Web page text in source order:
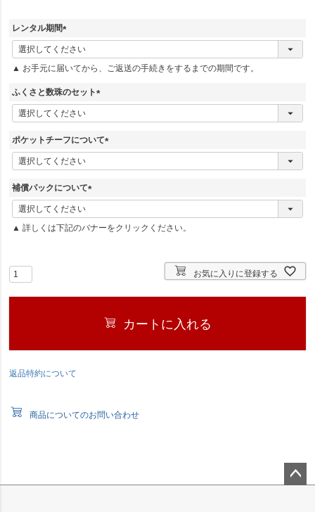
レンタル期間
(
必
須
▲ お手元に届いてから、ご返送の手続きをするまでの期間です。
ふくさと数珠のセット
(
必
ポケットチーフについて
(
必
補償パックについて
(
必
須
▲ 詳しくは下記のバナーをクリックください。
お気に入りに登録する
カートに入れる
返品特約について
商品についてのお問い合わせ